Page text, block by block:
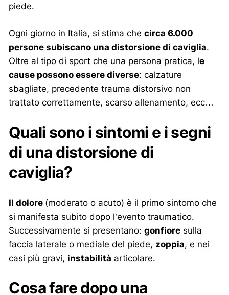
piede.
Ogni giorno in Italia, si stima checirca 6.000
persone subiscano una distorsione di caviglia.
Oltre al tipo di sport che una persona pratica, le
cause possono essere diverse: calzature
sbagliate, precedente trauma distorsivo non
trattato correttamente, scarso allenamento, ecc…
Quali sono i sintomi e i segni
di una distorsione di
caviglia?
Il dolore (moderato o acuto) è il primo sintomo che
si manifesta subito dopo l’evento traumatico.
Successivamente si presentano:gonfiore sulla
faccia laterale o mediale del piede, zoppia, e nei
casi più gravi, instabilità articolare.
Cosa fare dopo una